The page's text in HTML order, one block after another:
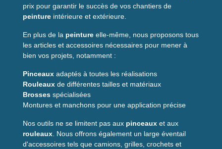
prix pour garantir le succès de vos chantiers de
peinture intérieure et extérieure.
En plus de la peinture elle-même, nous proposons tous
les articles et accessoires nécessaires pour mener à
bien vos projets, notamment :
Pinceaux adaptés à toutes les réalisations
Rouleaux de différentes tailles et matériaux
Brosses spécialisées
Montures et manchons pour une application précise
Nos outils ne se limitent pas aux pinceaux et aux
rouleaux . Nous offrons également un large éventail
d'accessoires tels que camions, grilles, crochets et